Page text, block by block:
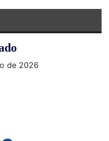
de 2026